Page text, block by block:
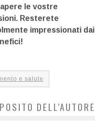
le vostre
Resterete
impressionati dai
e salute
DELL'AUTORE